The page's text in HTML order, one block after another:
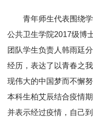
青年师生代表围绕
公共卫生学院2017级博
团队学生负责人韩雨廷
经历，表达了以青春之
现伟大的中国梦而不懈
本科生柏艾辰结合疫情
并表示经过疫情，自己